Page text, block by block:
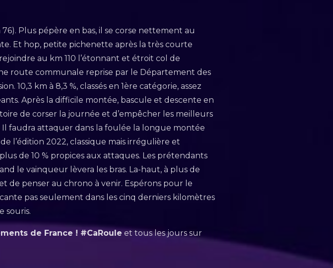
76). Plus pépère en bas, il se corse nettement au
Et hop, petite pichenette après la très courte
au km 110 l’étonnant et étroit col de
route communale reprise par le Département des
10,3 km à 8,3 %, classés en 1ère catégorie, assez
Après la difficile montée, bascule et descente en
de corser la journée et d’empêcher les meilleurs
faudra attaquer dans la foulée la longue montée
l’édition 2022, classique mais irrégulière et
de 10 % propices aux attaques. Les prétendants
le vainqueur lèvera les bras. La-haut, à plus de
de penser au chrono à venir. Espérons pour le
pas seulement dans les cinq derniers kilomètres
souris.
de France ! #CaRoule et tous les jours sur